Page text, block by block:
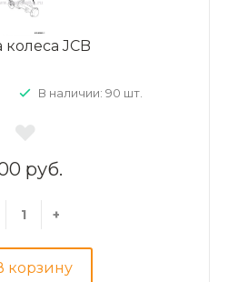
колеса JCB
В наличии: 90 шт.
руб.
+
корзину